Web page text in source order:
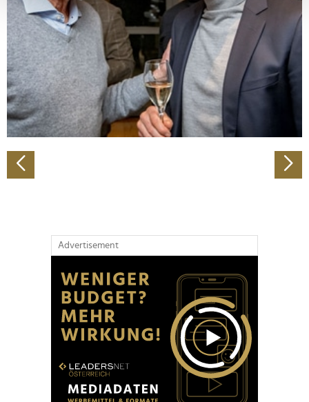
Erfahren Sie mehr darüber, wie Ihre persönlichen Daten
verarbeitet werden, und legen Sie Ihre Präferenzen im
Abschnitt Einzelheiten
fest.
Wir verwenden Cookies, um Inhalte und Anzeigen zu
personalisieren, Funktionen für soziale Medien anbieten
zu können und die Zugriffe auf unsere Website zu
analysieren. Außerdem geben wir Informationen zu Ihrer
Verwendung unserer Website an unsere Partner für
soziale Medien, Werbung und Analysen weiter. Unsere
Partner führen diese Informationen möglicherweise mit
Advertisement